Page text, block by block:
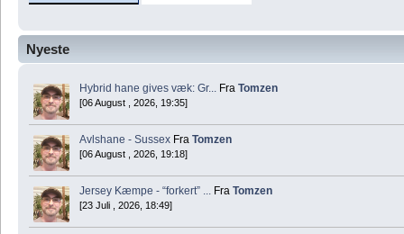
Nyeste
Hybrid hane gives væk: Gr... Fra Tomzen
[06 August , 2026, 19:35]
Avlshane - Sussex Fra Tomzen
[06 August , 2026, 19:18]
Jersey Kæmpe - “forkert” ... Fra Tomzen
[23 Juli , 2026, 18:49]